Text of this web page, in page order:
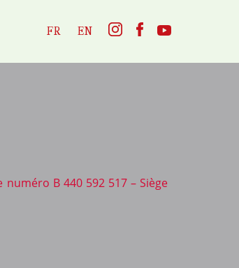
FR EN
B 440 592 517 – Siège